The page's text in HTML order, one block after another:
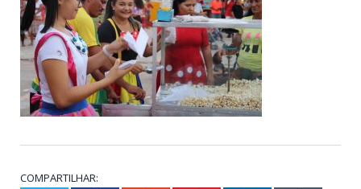
COMPARTILHAR: